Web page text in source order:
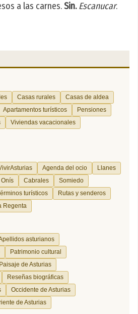
a las carnes.Sin. Escanucar.